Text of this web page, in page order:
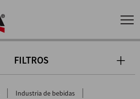
FILTROS
| Industria de bebidas |